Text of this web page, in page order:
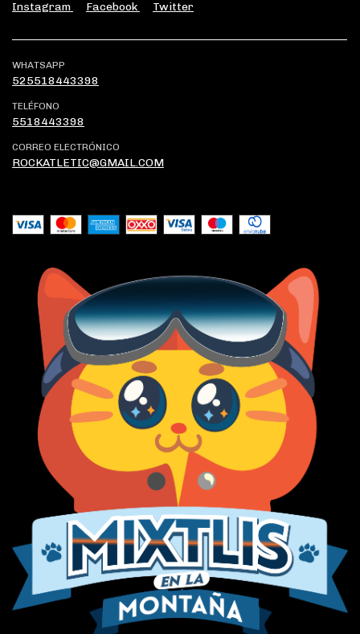
Instagram Facebook Twitter
WHATSAPP
525518443398
TELÉFONO
5518443398
CORREO ELECTRÓNICO
ROCKATLETIC@GMAIL.COM